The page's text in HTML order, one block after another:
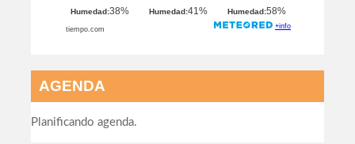
AGENDA
Planificando agenda.